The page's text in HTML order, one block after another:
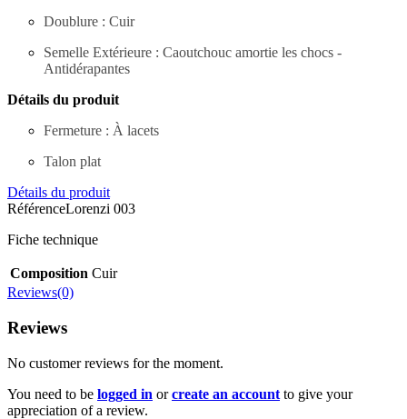
Doublure : Cuir
Semelle Extérieure : Caoutchouc amortie les chocs -
Antidérapantes
Détails du produit
Fermeture : À lacets
Talon plat
Détails du produit
RéférenceLorenzi 003
Fiche technique
Composition Cuir
Reviews(0)
Reviews
No customer reviews for the moment.
You need to be logged in orcreate an account to give your
appreciation of a review.